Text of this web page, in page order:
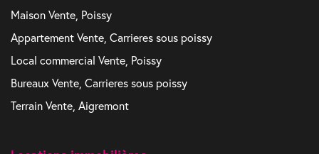
Maison Vente, Poissy
Appartement Vente, Carrieres sous poissy
Local commercial Vente, Poissy
Bureaux Vente, Carrieres sous poissy
Terrain Vente, Aigremont